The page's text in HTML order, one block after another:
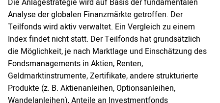
Die Anlagestrategie wird auf Basis der fundamentalen
Analyse der globalen Finanzmärkte getroffen. Der
Teilfonds wird aktiv verwaltet. Ein Vergleich zu einem
Index findet nicht statt. Der Teilfonds hat grundsätzlich
die Möglichkeit, je nach Marktlage und Einschätzung des
Fondsmanagements in Aktien, Renten,
Geldmarktinstrumente, Zertifikate, andere strukturierte
Produkte (z. B. Aktienanleihen, Optionsanleihen,